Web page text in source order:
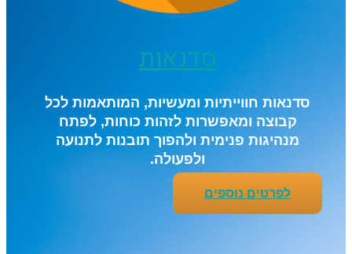
סדנאות
סדנאות חווייתיות ומעשיות, המותאמות לכל
קבוצה ומאפשרות לזהות כוחות, לפתח
מנהיגות פנימית ולהפוך תובנות לתנועה
ולפעולה.
לפרטים נוספים